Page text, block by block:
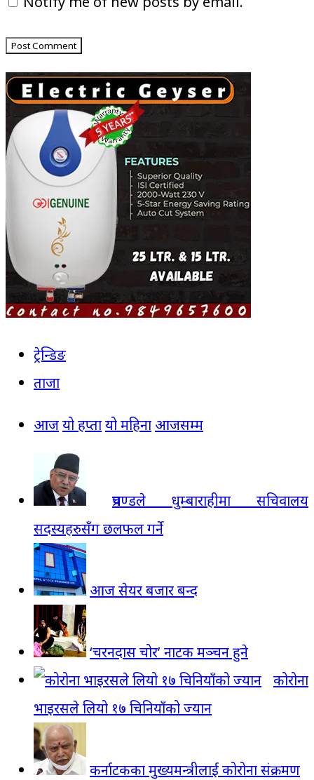
ट्रेन्डिङ
ताजा
आजयो हप्तायो महिना आजसम्म
प्रचण्डले धुम्बाराहीमा सचिवालय
सदस्यहरुसँग छलफल गर्ने
आज सेयर बजार बन्द
‘चरनदास चोर’ नाटक मञ्चन हुने
कोरोना
भाइरसले लियो १७ चिनियाँको ज्यान
कर्नाटकका मुख्यमन्त्रीलाई कोरोना संक्रमण